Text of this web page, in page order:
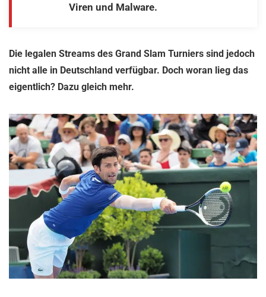
Viren und Malware.
Die legalen Streams des Grand Slam Turniers sind jedoch
nicht alle in Deutschland verfügbar. Doch woran lieg das
eigentlich? Dazu gleich mehr.